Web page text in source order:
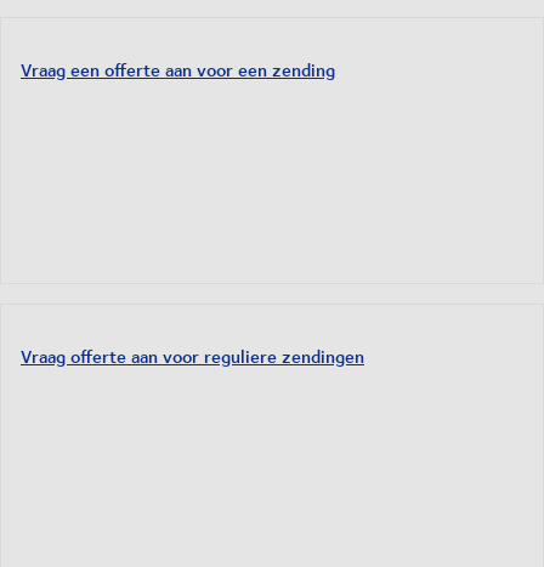
Vraag een offerte aan voor een zending
Vraag offerte aan voor reguliere zendingen